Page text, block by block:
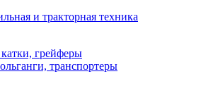
и тракторная техника
грейферы
транспортеры